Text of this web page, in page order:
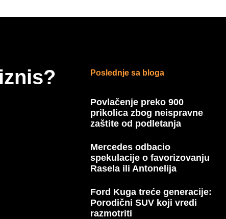
Poslednje sa bloga
Povlačenje preko 900
prikolica zbog neispravne
zaštite od podletanja
Mercedes odbacio
spekulacije o favorizovanju
Rasela ili Antonelija
Ford Kuga treće generacije:
Porodični SUV koji vredi
razmotriti